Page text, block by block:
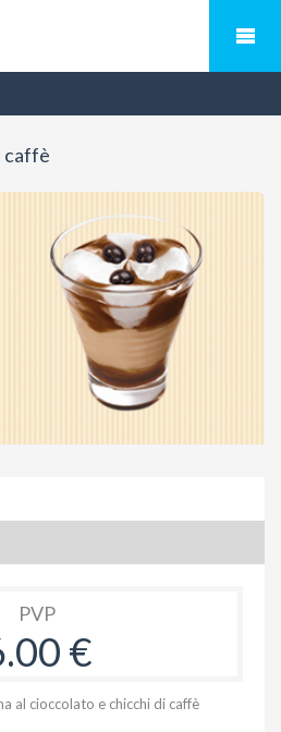
caffè
PVP
€
al cioccolato e chicchi di caffè